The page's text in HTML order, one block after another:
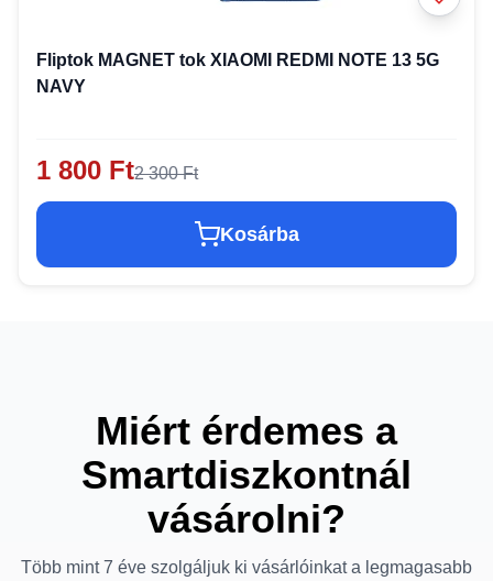
Fliptok MAGNET tok XIAOMI REDMI NOTE 13 5G
NAVY
1 800 Ft2 300 Ft
Kosárba
Miért érdemes a
Smartdiszkontnál
vásárolni?
Több mint 7 éve szolgáljuk ki vásárlóinkat a legmagasabb